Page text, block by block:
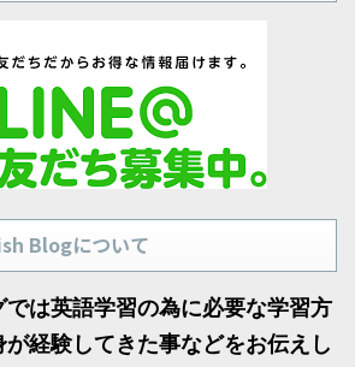
Blogについて
は英語学習の為に必要な学習方
経験してきた事などをお伝えし